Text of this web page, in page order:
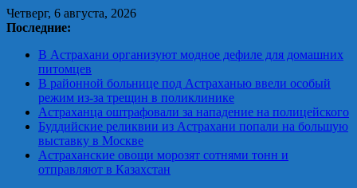
Skip
to
Четверг, 6 августа, 2026
Последние:
В Астрахани организуют модное дефиле для домашних
питомцев
В районной больнице под Астраханью ввели особый
режим из‑за трещин в поликлинике
Астраханца оштрафовали за нападение на полицейского
Буддийские реликвии из Астрахани попали на большую
выставку в Москве
Астраханские овощи морозят сотнями тонн и
отправляют в Казахстан